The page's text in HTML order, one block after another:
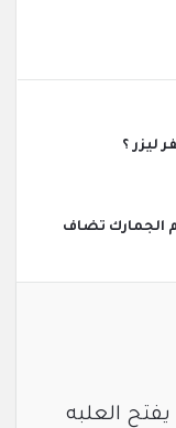
ليزر ؟
الجمارك تضاف
العلبه